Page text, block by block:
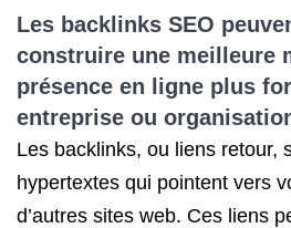
Les backlinks SEO
construire une meilleure
présence en ligne plus
entreprise ou
Les backlinks, ou liens retour,
hypertextes qui pointent vers
d’autres sites web. Ces liens